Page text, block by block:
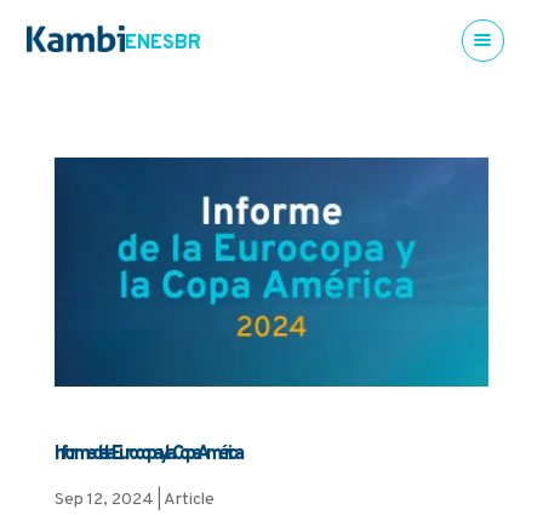
ENESBR
Informe de la Eurocopa y la Copa América
Sep 12, 2024 Article